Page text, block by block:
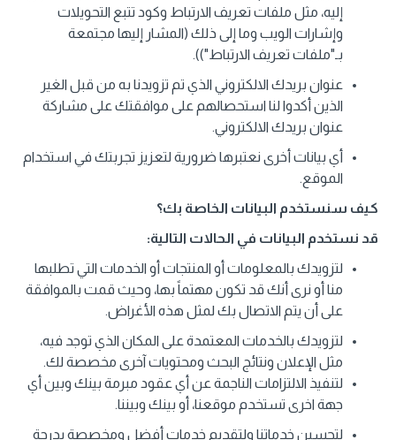
إليه، مثل ملفات تعريف الارتباط وكود تتبع التحويلات
وإشارات الويب وما إلى ذلك (المشار إليها مجتمعة
بـ"ملفات تعريف الارتباط")).
عنوان بريدك الالكتروني الذي تم تزويدنا به من قبل الغير
الذين أكدوا لنا استحصالهم على موافقتك على مشاركة
عنوان بريدك الالكتروني.
أي بيانات أخرى نعتبرها ضرورية لتعزيز تجربتك في استخدام
الموقع.
كيف سنستخدم البيانات الخاصة بك؟
قد نستخدم البيانات في الحالات التالية:
لتزويدك بالمعلومات أو المنتجات أو الخدمات التي تطلبها
منا أو نرى أنك قد تكون مهتماً بها، وحيث قمت بالموافقة
على أن يتم الاتصال بك لمثل هذه الأغراض.
لتزويدك بالخدمات المعتمدة على المكان الذي توجد فيه،
مثل الإعلان ونتائج البحث ومحتويات آخرى مخصصة لك.
لتنفيذ الالتزامات الناجمة عن أي عقود مبرمة بينك وبين أي
جهة اخرى تستخدم موقعنا، أو بينك وبيننا.
لتحسين خدماتنا ولتقديم خدمات أفضل ومخصصة بدرجة